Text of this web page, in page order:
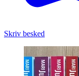
Skriv besked